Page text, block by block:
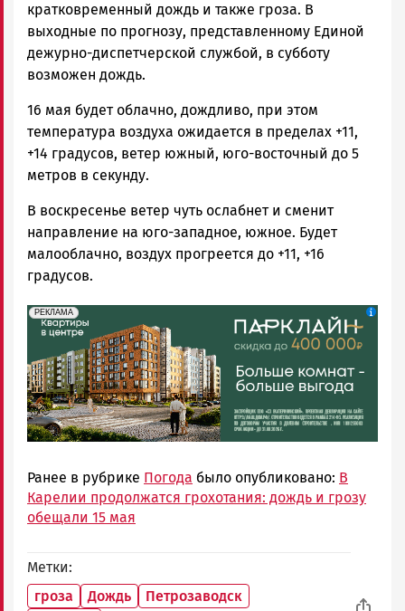
кратковременный дождь и также гроза. В
выходные по прогнозу, представленному Единой
дежурно-диспетчерской службой, в субботу
возможен дождь.
16 мая будет облачно, дождливо, при этом
температура воздуха ожидается в пределах +11,
+14 градусов, ветер южный, юго-восточный до 5
метров в секунду.
В воскресенье ветер чуть ослабнет и сменит
направление на юго-западное, южное. Будет
малооблачно, воздух прогреется до +11, +16
градусов.
erid: 2SDnjdeSPnB
РЕКЛАМА
Реклама
Ранее в рубрике Погода было опубликовано: В
Карелии продолжатся грохотания: дождь и грозу
обещали 15 мая
Метки
гроза
Дождь
Петрозаводск